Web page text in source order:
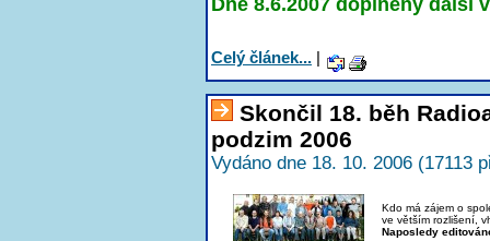
Celý článek... |
Skončil 18. běh
podzim 2006
Vydáno dne 18. 10. 2006 (17113
Kdo má zájem o
ve větším rozlišení,
Naposledy